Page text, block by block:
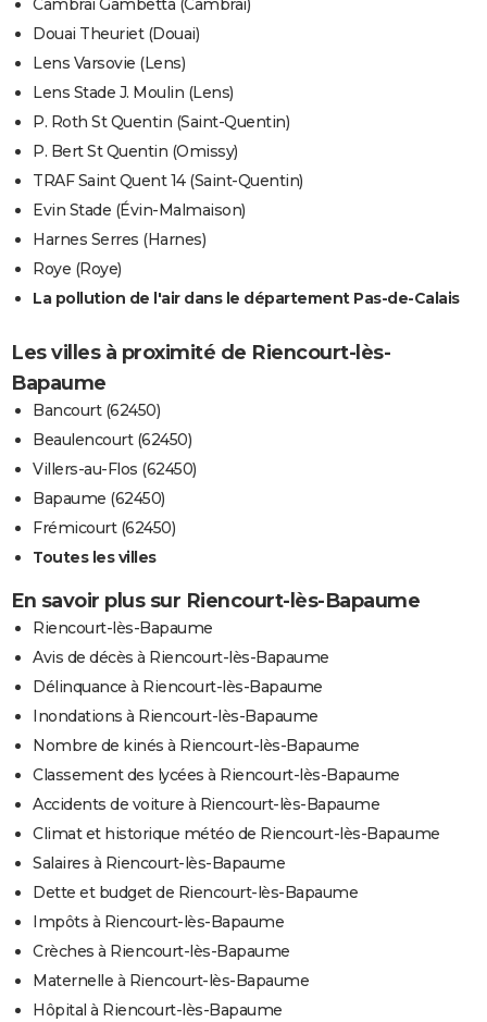
Cambrai Gambetta (Cambrai)
Douai Theuriet (Douai)
Lens Varsovie (Lens)
Lens Stade J. Moulin (Lens)
P. Roth St Quentin (Saint-Quentin)
P. Bert St Quentin (Omissy)
TRAF Saint Quent 14 (Saint-Quentin)
Evin Stade (Évin-Malmaison)
Harnes Serres (Harnes)
Roye (Roye)
La pollution de l'air dans le département Pas-de-Calais
Les villes à proximité de Riencourt-lès-
Bapaume
Bancourt (62450)
Beaulencourt (62450)
Villers-au-Flos (62450)
Bapaume (62450)
Frémicourt (62450)
Toutes les villes
En savoir plus sur Riencourt-lès-Bapaume
Riencourt-lès-Bapaume
Avis de décès à Riencourt-lès-Bapaume
Délinquance à Riencourt-lès-Bapaume
Inondations à Riencourt-lès-Bapaume
Nombre de kinés à Riencourt-lès-Bapaume
Classement des lycées à Riencourt-lès-Bapaume
Accidents de voiture à Riencourt-lès-Bapaume
Climat et historique météo de Riencourt-lès-Bapaume
Salaires à Riencourt-lès-Bapaume
Dette et budget de Riencourt-lès-Bapaume
Impôts à Riencourt-lès-Bapaume
Crèches à Riencourt-lès-Bapaume
Maternelle à Riencourt-lès-Bapaume
Hôpital à Riencourt-lès-Bapaume